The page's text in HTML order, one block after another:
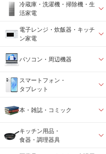
冷蔵庫・洗濯機・掃除機・生
活家電
電子レンジ・炊飯器・キッチ
ン家電
パソコン・周辺機器
スマートフォン・
タブレット
本・雑誌・コミック
キッチン用品・
食器・調理器具